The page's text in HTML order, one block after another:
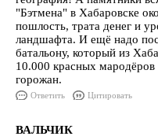
"Бэтмена" в Хабаровске
пошлость, трата денег и
ландшафта. И ещё надо
батальону, который из
10.000 красных
горожан.
Ответить Цитировать
ВАЛЬЧИК